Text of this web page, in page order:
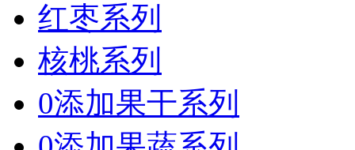
红枣系列
核桃系列
0添加果干系列